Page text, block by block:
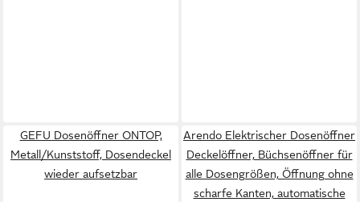
GEFU Dosenöffner ONTOP,
Metall/Kunststoff, Dosendeckel
wieder aufsetzbar
Arendo Elektrischer Dosenöffner
Deckelöffner, Büchsenöffner für
alle Dosengrößen, Öffnung ohne
scharfe Kanten, automatische